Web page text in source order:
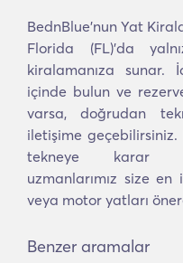
BednBlue'nun Yat
Florida (FL)'da
kiralamanıza sunar.
içinde bulun ve
varsa, doğrudan
iletişime
tekneye karar
uzmanlarımız size
veya motor yatları
Benzer aramalar